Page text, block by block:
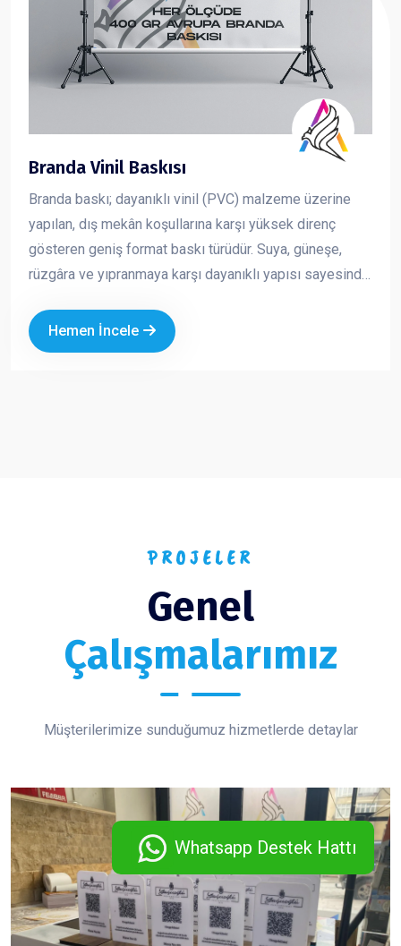
Branda Vinil Baskısı
Branda baskı; dayanıklı vinil (PVC) malzeme üzerine
yapılan, dış mekân koşullarına karşı yüksek direnç
gösteren geniş format baskı türüdür. Suya, güneşe,
rüzgâra ve yıpranmaya karşı dayanıklı yapısı sayesinde
kullanılır. Canlı renkler ve yüksek çözünürlükte baskı
kalitesi ile markanızı uzaktan bile fark edilir hale getirir.
Hemen İncele
PROJELER
Genel
Çalışmalarımız
Müşterilerimize sunduğumuz hizmetlerde detaylar
Whatsapp Destek Hattı